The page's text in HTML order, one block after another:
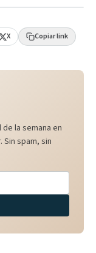
X Copiar link
la semana en
Sin spam, sin